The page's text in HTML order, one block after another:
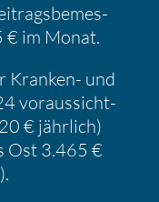
€ im Monat.
Kranken- und
voraus­sicht­
€ jährlich)
Ost 3.465 €